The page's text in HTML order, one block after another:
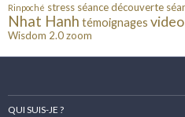
Rinpoché stress séance découverte
Nhat Hanh témoignages video
Wisdom 2.0zoom
QUI SUIS-JE ?